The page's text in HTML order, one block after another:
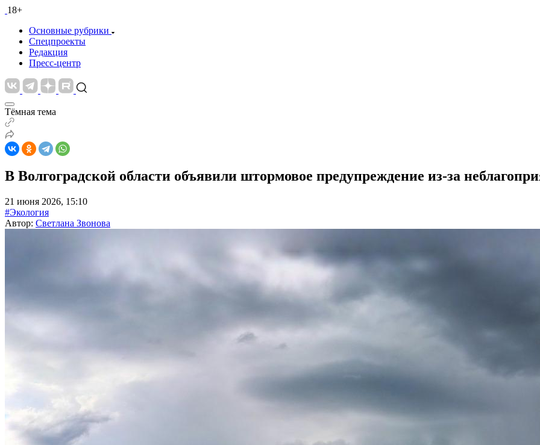
18+
Основные рубрики
Спецпроекты
Редакция
Пресс-центр
Тёмная тема
В Волгоградской области объявили штормовое предупреждение из-за
21 июня 2026, 15:10
#Экология
Автор: Светлана Звонова